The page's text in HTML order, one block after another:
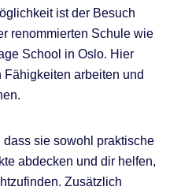
ist der Besuch
renommierten Schule wie
School in Oslo. Hier
arbeiten und
sie sowohl praktische
abdecken und dir helfen,
Zusätzlich